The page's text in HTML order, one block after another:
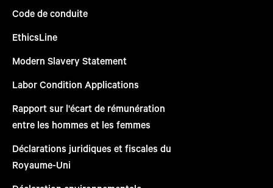
Code de conduite
EthicsLine
Modern Slavery Statement
Labor Condition Applications
Rapport sur l'écart de rémunération
entre les hommes et les femmes
Déclarations juridiques et fiscales du
Royaume-Uni